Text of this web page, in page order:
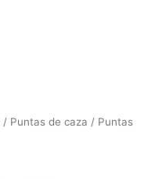
/ Puntas de caza / Puntas